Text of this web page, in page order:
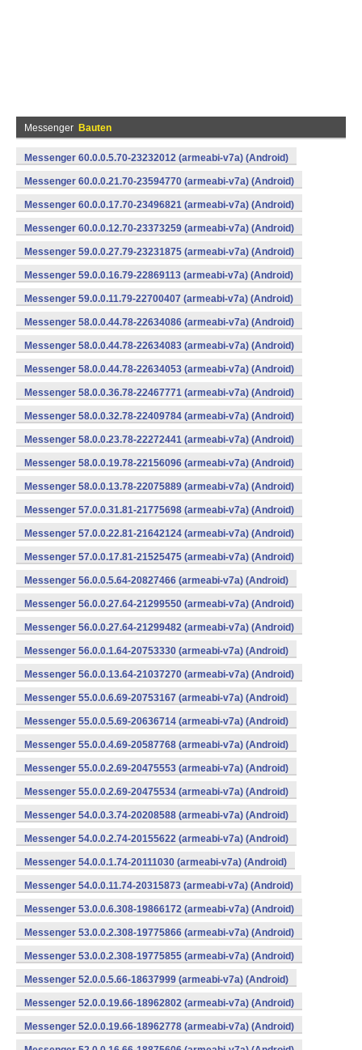
Messenger Bauten
Messenger 60.0.0.5.70-23232012 (armeabi-v7a) (Android)
Messenger 60.0.0.21.70-23594770 (armeabi-v7a) (Android)
Messenger 60.0.0.17.70-23496821 (armeabi-v7a) (Android)
Messenger 60.0.0.12.70-23373259 (armeabi-v7a) (Android)
Messenger 59.0.0.27.79-23231875 (armeabi-v7a) (Android)
Messenger 59.0.0.16.79-22869113 (armeabi-v7a) (Android)
Messenger 59.0.0.11.79-22700407 (armeabi-v7a) (Android)
Messenger 58.0.0.44.78-22634086 (armeabi-v7a) (Android)
Messenger 58.0.0.44.78-22634083 (armeabi-v7a) (Android)
Messenger 58.0.0.44.78-22634053 (armeabi-v7a) (Android)
Messenger 58.0.0.36.78-22467771 (armeabi-v7a) (Android)
Messenger 58.0.0.32.78-22409784 (armeabi-v7a) (Android)
Messenger 58.0.0.23.78-22272441 (armeabi-v7a) (Android)
Messenger 58.0.0.19.78-22156096 (armeabi-v7a) (Android)
Messenger 58.0.0.13.78-22075889 (armeabi-v7a) (Android)
Messenger 57.0.0.31.81-21775698 (armeabi-v7a) (Android)
Messenger 57.0.0.22.81-21642124 (armeabi-v7a) (Android)
Messenger 57.0.0.17.81-21525475 (armeabi-v7a) (Android)
Messenger 56.0.0.5.64-20827466 (armeabi-v7a) (Android)
Messenger 56.0.0.27.64-21299550 (armeabi-v7a) (Android)
Messenger 56.0.0.27.64-21299482 (armeabi-v7a) (Android)
Messenger 56.0.0.1.64-20753330 (armeabi-v7a) (Android)
Messenger 56.0.0.13.64-21037270 (armeabi-v7a) (Android)
Messenger 55.0.0.6.69-20753167 (armeabi-v7a) (Android)
Messenger 55.0.0.5.69-20636714 (armeabi-v7a) (Android)
Messenger 55.0.0.4.69-20587768 (armeabi-v7a) (Android)
Messenger 55.0.0.2.69-20475553 (armeabi-v7a) (Android)
Messenger 55.0.0.2.69-20475534 (armeabi-v7a) (Android)
Messenger 54.0.0.3.74-20208588 (armeabi-v7a) (Android)
Messenger 54.0.0.2.74-20155622 (armeabi-v7a) (Android)
Messenger 54.0.0.1.74-20111030 (armeabi-v7a) (Android)
Messenger 54.0.0.11.74-20315873 (armeabi-v7a) (Android)
Messenger 53.0.0.6.308-19866172 (armeabi-v7a) (Android)
Messenger 53.0.0.2.308-19775866 (armeabi-v7a) (Android)
Messenger 53.0.0.2.308-19775855 (armeabi-v7a) (Android)
Messenger 52.0.0.5.66-18637999 (armeabi-v7a) (Android)
Messenger 52.0.0.19.66-18962802 (armeabi-v7a) (Android)
Messenger 52.0.0.19.66-18962778 (armeabi-v7a) (Android)